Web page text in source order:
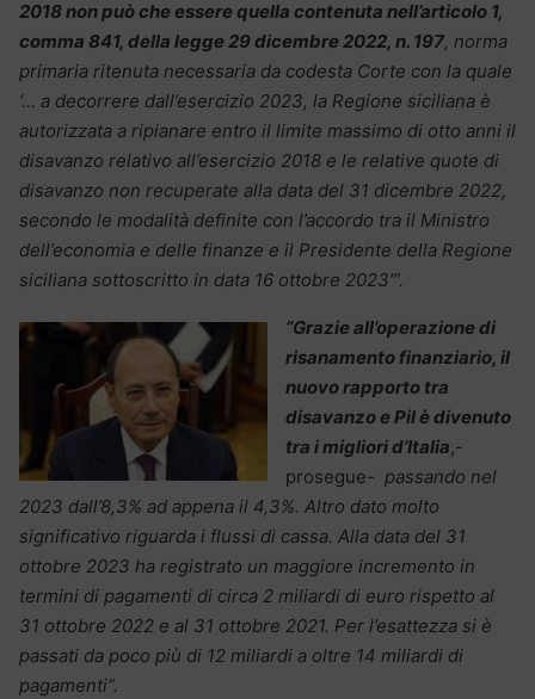
2018 non può che essere quella contenuta nell’articolo 1,
comma 841, della legge 29 dicembre 2022, n. 197, norma
primaria ritenuta necessaria da codesta Corte con la quale
‘… a decorrere dall’esercizio 2023, la Regione siciliana è
autorizzata a ripianare entro il limite massimo di otto anni il
disavanzo relativo all’esercizio 2018 e le relative quote di
disavanzo non recuperate alla data del 31 dicembre 2022,
secondo le modalità definite con l’accordo tra il Ministro
dell’economia e delle finanze e il Presidente della Regione
siciliana sottoscritto in data 16 ottobre 2023′”.
“Grazie all’operazione di
risanamento finanziario, il
nuovo rapporto tra
disavanzo e Pil è divenuto
tra i migliori d’Italia,-
prosegue- passando nel
2023 dall’8,3% ad appena il 4,3%. Altro dato molto
significativo riguarda i flussi di cassa. Alla data del 31
ottobre 2023 ha registrato un maggiore incremento in
termini di pagamenti di circa 2 miliardi di euro rispetto al
31 ottobre 2022 e al 31 ottobre 2021. Per l’esattezza si è
passati da poco più di 12 miliardi a oltre 14 miliardi di
pagamenti”.